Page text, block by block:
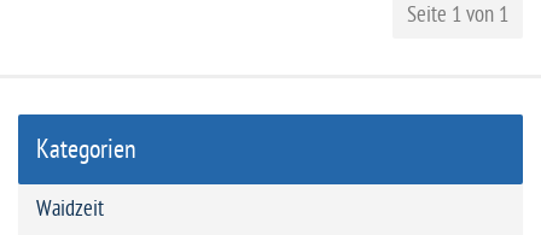
Seite 1 von 1
Kategorien
Waidzeit